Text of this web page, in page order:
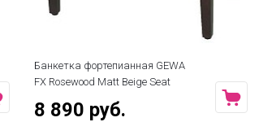
Банкетка фортепианная GEWA
FX Rosewood Matt Beige Seat
8 890 руб.